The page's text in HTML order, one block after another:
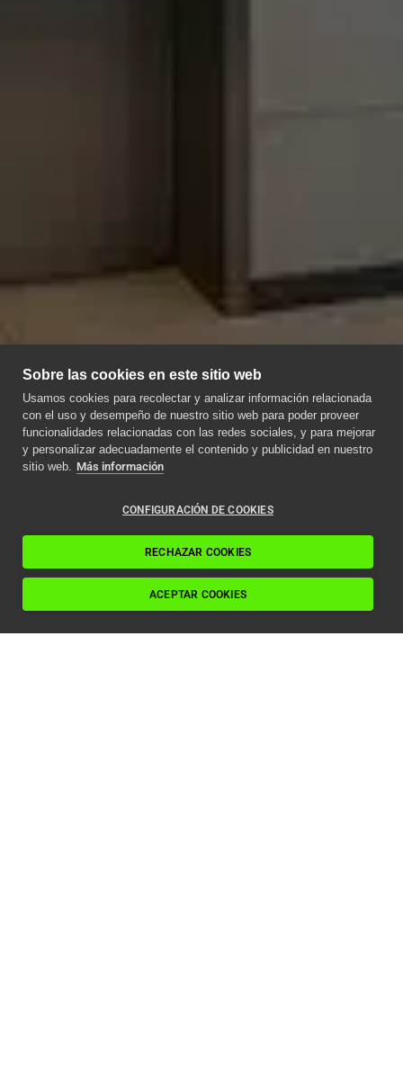
Sobre las cookies en este sitio web
Usamos cookies para recolectar y analizar información relacionada
con el uso y desempeño de nuestro sitio web para poder proveer
funcionalidades relacionadas con las redes sociales, y para mejorar
y personalizar adecuadamente el contenido y publicidad en nuestro
sitio web. Más información
CONFIGURACIÓN DE COOKIES
RECHAZAR COOKIES
ACEPTAR COOKIES